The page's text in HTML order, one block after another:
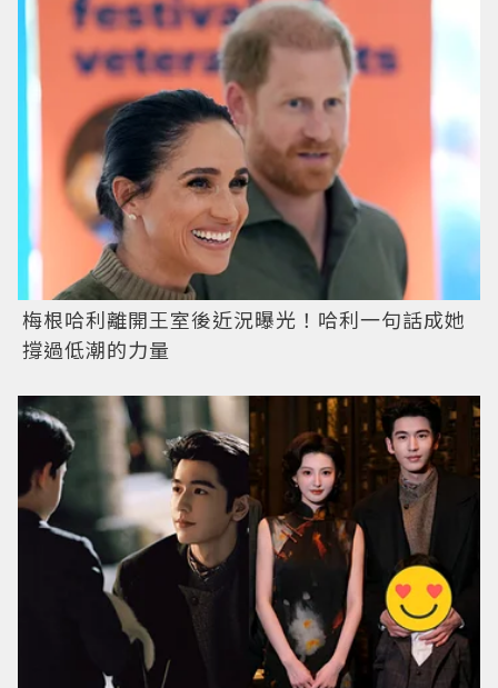
梅根哈利離開王室後近況曝光！哈利一句話成她
撐過低潮的力量